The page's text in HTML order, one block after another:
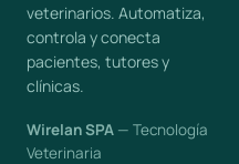
veterinarios. Automatiza,
controla y conecta
pacientes, tutores y
clínicas.
Wirelan SPA — Tecnología
Veterinaria